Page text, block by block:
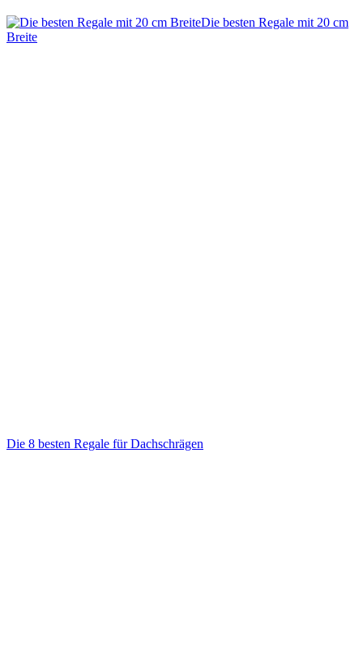
Die besten Regale mit 20 cm
Breite
Die 8 besten Regale für Dachschrägen